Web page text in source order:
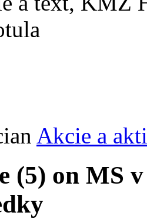
Akcie a
(5) on MS